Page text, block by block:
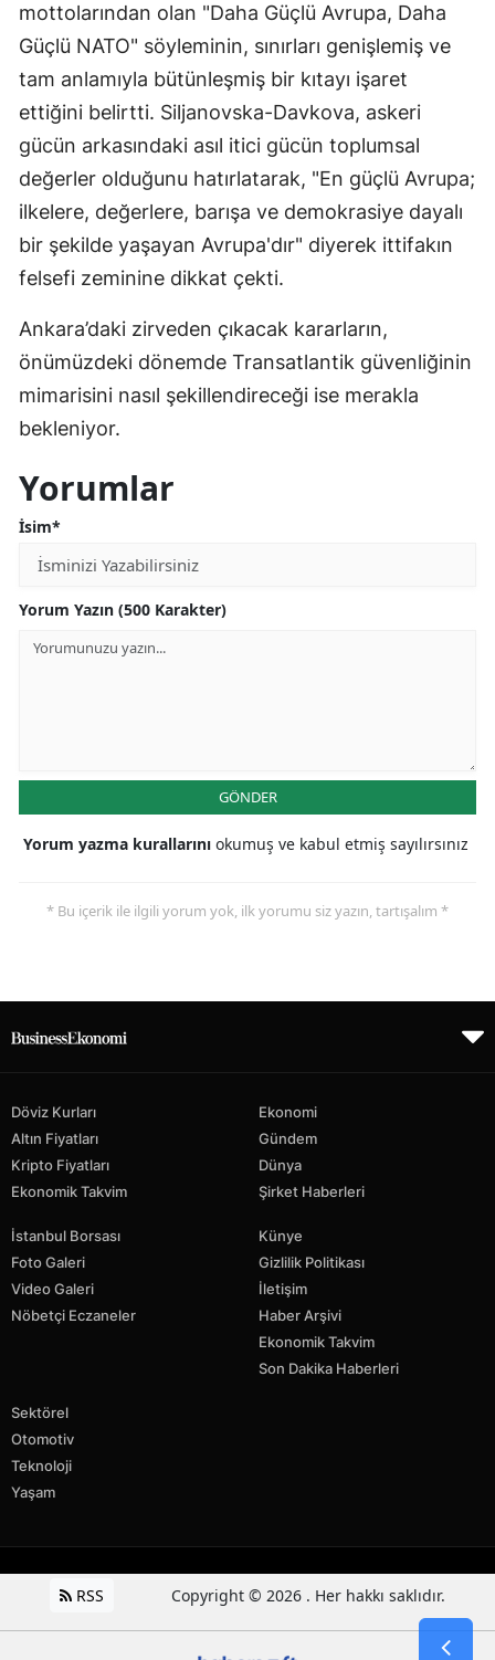
mottolarından olan "Daha Güçlü Avrupa, Daha
Güçlü NATO" söyleminin, sınırları genişlemiş ve
tam anlamıyla bütünleşmiş bir kıtayı işaret
ettiğini belirtti. Siljanovska-Davkova, askeri
gücün arkasındaki asıl itici gücün toplumsal
değerler olduğunu hatırlatarak, "En güçlü Avrupa;
ilkelere, değerlere, barışa ve demokrasiye dayalı
bir şekilde yaşayan Avrupa'dır" diyerek ittifakın
felsefi zeminine dikkat çekti.
Ankara’daki zirveden çıkacak kararların,
önümüzdeki dönemde Transatlantik güvenliğinin
mimarisini nasıl şekillendireceği ise merakla
bekleniyor.
Yorumlar
İsim*
Yorum Yazın (500 Karakter)
GÖNDER
Yorum yazma kurallarını okumuş ve kabul etmiş sayılırsınız
* Bu içerik ile ilgili yorum yok, ilk yorumu siz yazın, tartışalım *
Döviz Kurları
Altın Fiyatları
Kripto Fiyatları
Ekonomik Takvim
Ekonomi
Gündem
Dünya
Şirket Haberleri
İstanbul Borsası
Foto Galeri
Video Galeri
Nöbetçi Eczaneler
Künye
Gizlilik Politikası
İletişim
Haber Arşivi
Ekonomik Takvim
Son Dakika Haberleri
Sektörel
Otomotiv
Teknoloji
Yaşam
RSS Copyright © 2026 . Her hakkı saklıdır.